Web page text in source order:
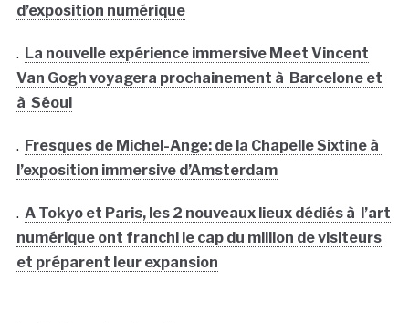
d’exposition numérique
. La nouvelle expérience immersive Meet Vincent
Van Gogh voyagera prochainement à Barcelone et
à Séoul
. Fresques de Michel-Ange: de la Chapelle Sixtine à
l’exposition immersive d’Amsterdam
. A Tokyo et Paris, les 2 nouveaux lieux dédiés à l’art
numérique ont franchi le cap du million de visiteurs
et préparent leur expansion